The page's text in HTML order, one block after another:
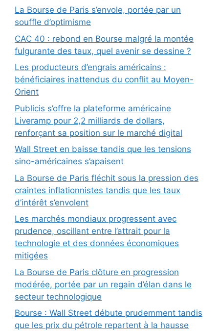
La Bourse de Paris s’envole, portée par un
souffle d’optimisme
CAC 40 : rebond en Bourse malgré la montée
fulgurante des taux, quel avenir se dessine ?
Les producteurs d’engrais américains :
bénéficiaires inattendus du conflit au Moyen-
Orient
Publicis s’offre la plateforme américaine
Liveramp pour 2,2 milliards de dollars,
renforçant sa position sur le marché digital
Wall Street en baisse tandis que les tensions
sino-américaines s’apaisent
La Bourse de Paris fléchit sous la pression des
craintes inflationnistes tandis que les taux
d’intérêt s’envolent
Les marchés mondiaux progressent avec
prudence, oscillant entre l’attrait pour la
technologie et des données économiques
mitigées
La Bourse de Paris clôture en progression
modérée, portée par un regain d’élan dans le
secteur technologique
Bourse : Wall Street débute prudemment tandis
que les prix du pétrole repartent à la hausse